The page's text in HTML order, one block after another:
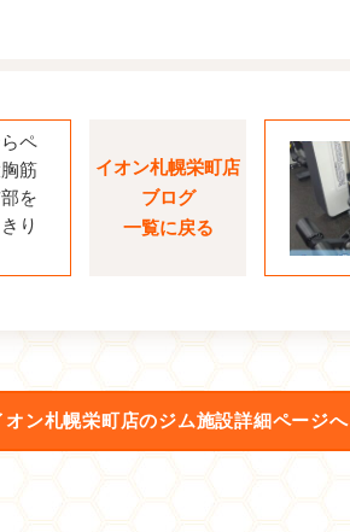
ペ
筋
を
り
イオン札幌栄町店
ブログ
一覧に戻る
オン札幌栄町店のジム施設詳細ページへ